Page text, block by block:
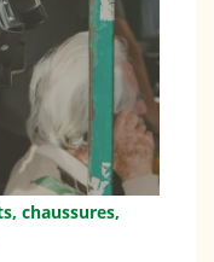
chaussures,